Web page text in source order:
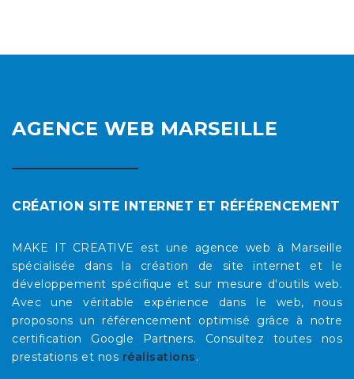
AGENCE WEB MARSEILLE
CRÉATION SITE INTERNET ET RÉFÉRENCEMENT
MAKE IT CREATIVE est une agence web à Marseille
spécialisée dans la création de site internet et le
développement spécifique et sur mesure d'outils web.
Avec une véritable expérience dans le web, nous
proposons un référencement optimisé grâce à notre
certification Google Partners. Consultez toutes nos
prestations et nos réalisations.